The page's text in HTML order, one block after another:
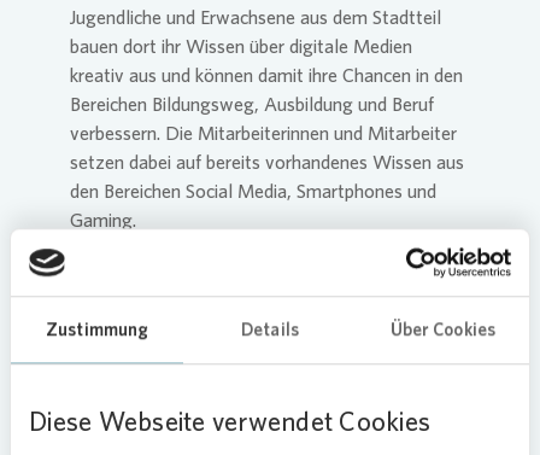
Zustimmung Details Über Cookies
Diese Webseite verwendet Cookies
Jugendliche und Erwachsene aus dem Stadtteil
bauen dort ihr Wissen über digitale Medien
kreativ aus und können damit ihre Chancen in den
Bereichen Bildungsweg, Ausbildung und Beruf
verbessern. Die Mitarbeiterinnen und Mitarbeiter
setzen dabei auf bereits vorhandenes Wissen aus
den Bereichen Social Media, Smartphones und
Gaming.
Das Digital Impact Lab in der Liegnitzstraße in
Gröpelingen ist ein Projekt des M2C Instituts für
angewandte Medienforschung an der Hochschule
(BNW)in Delmenhorst und am Campus